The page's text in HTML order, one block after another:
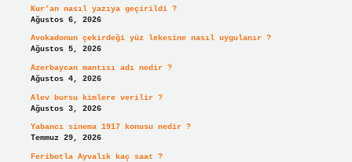
Kur’an nasıl yazıya geçirildi ?
Ağustos 6, 2026
Avokadonun çekirdeği yüz lekesine nasıl uygulanır ?
Ağustos 5, 2026
Azerbaycan mantısı adı nedir ?
Ağustos 4, 2026
Alev bursu kimlere verilir ?
Ağustos 3, 2026
Yabancı sinema 1917 konusu nedir ?
Temmuz 29, 2026
Feribotla Ayvalık kaç saat ?